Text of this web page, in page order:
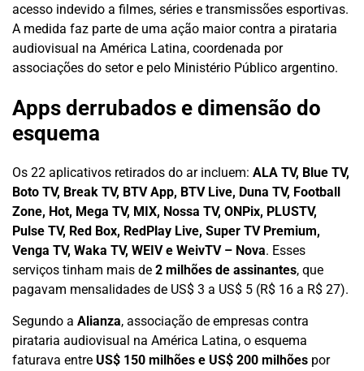
acesso indevido a filmes, séries e transmissões esportivas.
A medida faz parte de uma ação maior contra a pirataria
audiovisual na América Latina, coordenada por
associações do setor e pelo Ministério Público argentino.
Apps derrubados e dimensão do
esquema
Os 22 aplicativos retirados do ar incluem: ALA TV, Blue TV,
Boto TV, Break TV, BTV App, BTV Live, Duna TV, Football
Zone, Hot, Mega TV, MIX, Nossa TV, ONPix, PLUSTV,
Pulse TV, Red Box, RedPlay Live, Super TV Premium,
Venga TV, Waka TV, WEIV e WeivTV – Nova. Esses
serviços tinham mais de 2 milhões de assinantes, que
pagavam mensalidades de US$ 3 a US$ 5 (R$ 16 a R$ 27).
Segundo a Alianza, associação de empresas contra
pirataria audiovisual na América Latina, o esquema
faturava entre US$ 150 milhões e US$ 200 milhões por